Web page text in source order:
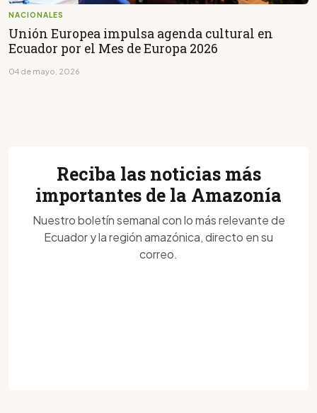
NACIONALES
Unión Europea impulsa agenda cultural en
Ecuador por el Mes de Europa 2026
04 de mayo, 2026
Reciba las noticias más
importantes de la Amazonía
Nuestro boletín semanal con lo más relevante de
Ecuador y la región amazónica, directo en su
correo.